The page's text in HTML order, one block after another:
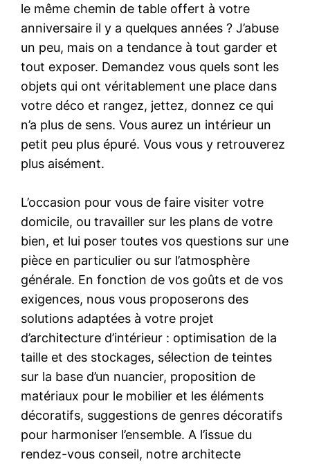
le même chemin de table offert à votre
anniversaire il y a quelques années ? J’abuse
un peu, mais on a tendance à tout garder et
tout exposer. Demandez vous quels sont les
objets qui ont véritablement une place dans
votre déco et rangez, jettez, donnez ce qui
n’a plus de sens. Vous aurez un intérieur un
petit peu plus épuré. Vous vous y retrouverez
plus aisément.
L’occasion pour vous de faire visiter votre
domicile, ou travailler sur les plans de votre
bien, et lui poser toutes vos questions sur une
pièce en particulier ou sur l’atmosphère
générale. En fonction de vos goûts et de vos
exigences, nous vous proposerons des
solutions adaptées à votre projet
d’architecture d’intérieur : optimisation de la
taille et des stockages, sélection de teintes
sur la base d’un nuancier, proposition de
matériaux pour le mobilier et les éléments
décoratifs, suggestions de genres décoratifs
pour harmoniser l’ensemble. A l’issue du
rendez-vous conseil, notre architecte